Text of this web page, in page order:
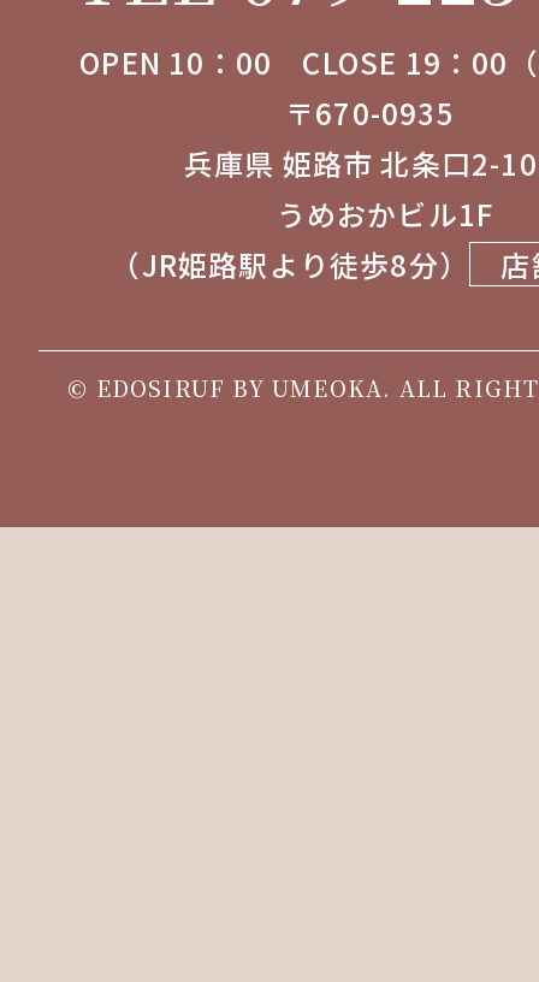
OPEN 10：00 CLOSE 19：00
〒670-0935
兵庫県 姫路市 北条口
うめおかビル1F
（JR姫路駅より徒歩8分）
© EDOSIRUF BY UMEOKA. ALL